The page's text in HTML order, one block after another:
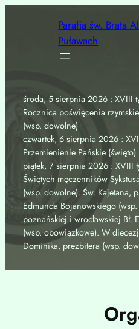
Parafia św. Brata
Puławach
środa, 5 sierpnia 2026 : XVIII
Rocznica poświęcenia
(wsp. dowolne)
czwartek, 6 sierpnia 2026 :
Przemienienie Pańskie (święto)
piątek, 7 sierpnia 2026 : XVIII
Świętych męczenników
(wsp. dowolne). Św. Kajetana,
Edmunda Bojanowskiego
poznańskiej i wrocławskiej Bł.
(wsp. obowiązkowe). W
Dominika, prezbitera (wsp.